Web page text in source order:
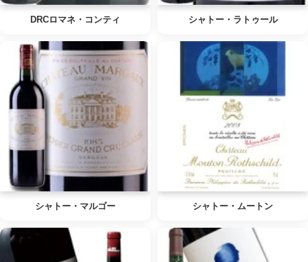
DRCロマネ・コンティ シャトー・ラトゥール
シャトー・マルゴー シャトー・ムートン